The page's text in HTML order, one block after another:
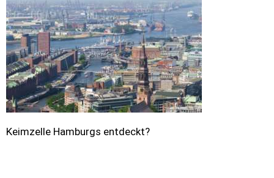
Keimzelle Hamburgs entdeckt?